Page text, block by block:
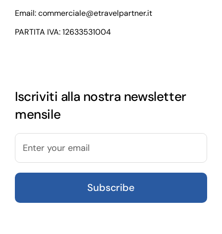
Email:commerciale@etravelpartner.it
PARTITA IVA: 12633531004
Iscriviti alla nostra newsletter
mensile